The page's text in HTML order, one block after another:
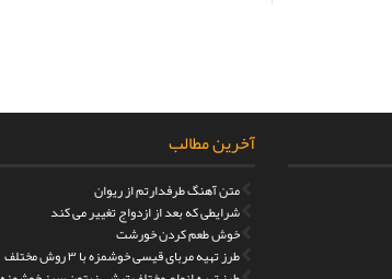
آخرین مطالب
متن آهنگ طرفدارتم از ریوان
شرایطی که بعد از ازدواج تغییر می کند
خوش طعم کردن خورشت
طرز تهیه مربای قیسی خوشمزه با ۳ روش مختلف